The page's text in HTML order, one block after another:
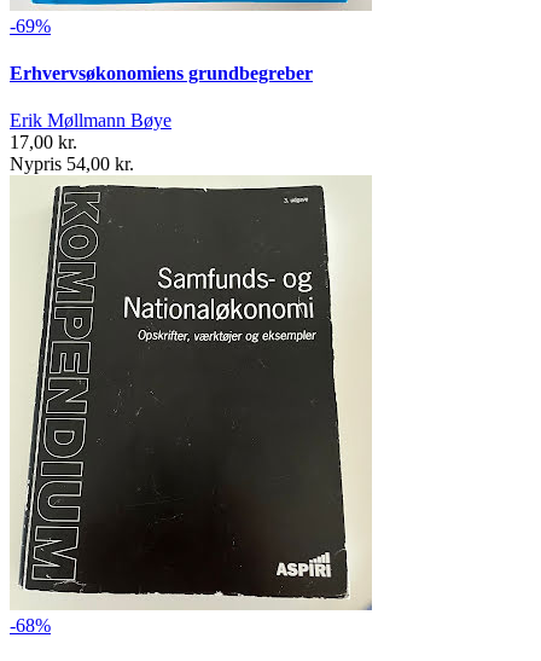
-69%
Erhvervsøkonomiens grundbegreber
Erik Møllmann Bøye
17,00 kr.
Nypris 54,00 kr.
-68%